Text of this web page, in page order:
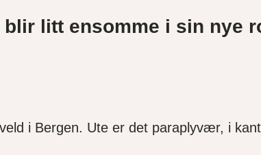
litt ensomme i sin nye
i Bergen. Ute er det paraplyvær, i